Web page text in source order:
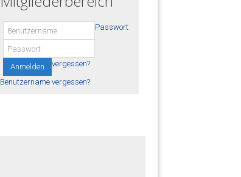
Anmelden
Passwort
vergessen?
Benutzername vergessen?